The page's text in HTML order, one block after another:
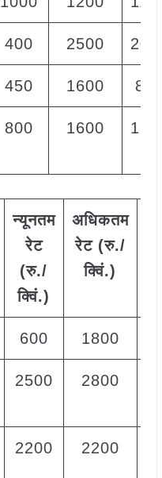
400 2500
450 1600
800 1600
न्यूनतम
रेट
(रु./
क्विं.)
अधिकतम
रेट (रु./
क्विं.)
600 1800
2500 2800
2200 2200